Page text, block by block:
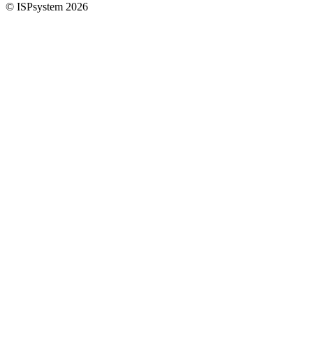
© ISPsystem 2026